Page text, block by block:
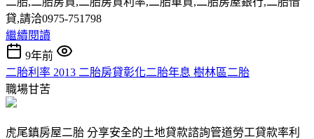
貸,請洽0975-751798
繼續閱讀
9年前
二胎利率 2013 二胎房貸彰化二胎年息 樹林區二胎
職場甘苦
虎尾鎮房屋二胎 分享安全的土地貸款諮詢管道勞工貸款率利